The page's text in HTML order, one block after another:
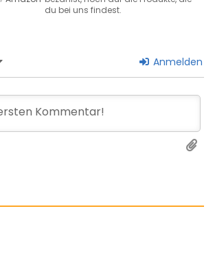
du bei uns findest.
Anmelden